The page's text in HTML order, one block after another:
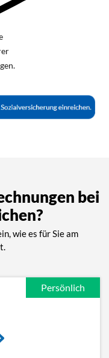
bei
wie es für Sie am
Persönlich